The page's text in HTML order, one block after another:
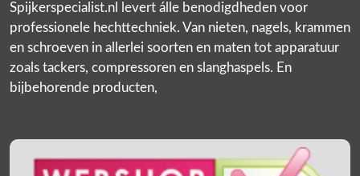
Spijkerspecialist.nl levert álle benodigdheden voor
professionele hechttechniek. Van nieten, nagels, krammen
en schroeven in allerlei soorten en maten tot apparatuur
zoals tackers, compressoren en slanghaspels. En
bijbehorende producten,